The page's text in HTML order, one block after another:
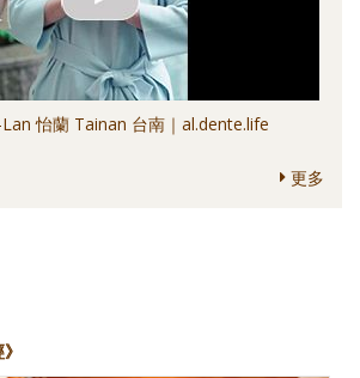
Lan 怡蘭 Tainan 台南｜al.dente.life
更多